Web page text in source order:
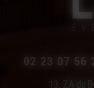
02 23 07 56
13, ZA du